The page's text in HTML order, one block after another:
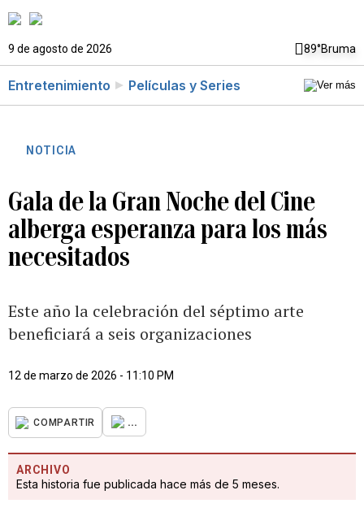
9 de agosto de 2026 89°Bruma
Entretenimiento Películas y Series
NOTICIA
Gala de la Gran Noche del Cine
alberga esperanza para los más
necesitados
Este año la celebración del séptimo arte
beneficiará a seis organizaciones
12 de marzo de 2026 - 11:10 PM
COMPARTIR ...
ARCHIVO
Esta historia fue publicada hace más de 5 meses.